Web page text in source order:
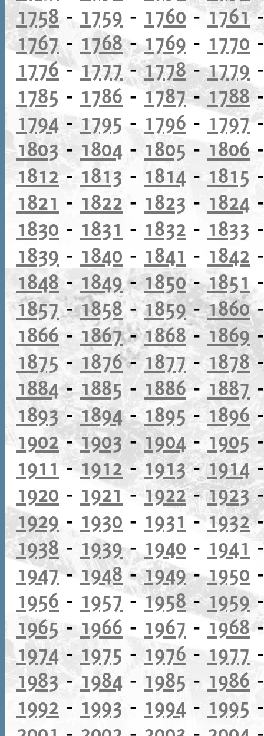
1758- 1759 - 1760 - 1761
1767- 1768-1769 - 1770
1776- 1777-1778-1779
1785 - 1786 - 1787-1788
1794-1795 - 1796 - 1797
1803- 1804 - 1805 - 1806
1812 - 1813 - 1814 - 1815
1821 - 1822 - 1823 - 1824
1830 - 1831 - 1832 - 1833
1839 - 1840 - 1841 - 1842
1848 - 1849-1850-1851
1857-1858-1859-1860
1866 - 1867-1868-1869
1875 - 1876-1877- 1878
1884-1885 - 1886- 1887
1893-1894-1895- 1896
1902-1903-1904- 1905
1911 -1912- 1913-1914
1920 - 1921-1922-1923
1929 - 1930 - 1931 -1932
1938 - 1939- 1940 - 1941
1947- 1948-1949-1950
1956 - 1957-1958-1959
1965- 1966 - 1967 -1968
1974- 1975 - 1976 - 1977
1983- 1984 - 1985 - 1986
1992 - 1993 - 1994 - 1995